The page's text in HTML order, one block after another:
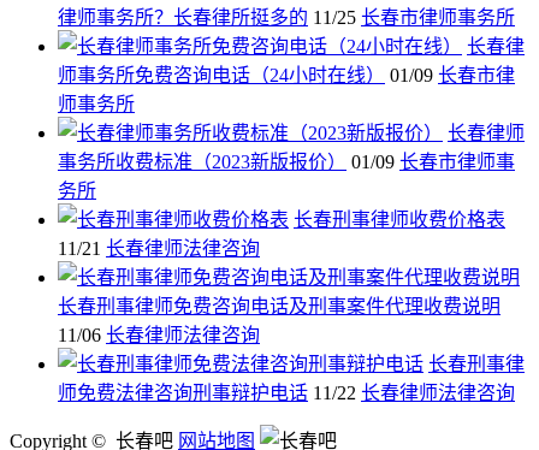
律师事务所？长春律所挺多的 11/25 长春市律师事务所
长春律
师事务所免费咨询电话（24小时在线）
01/09 长春市律
师事务所
长春律师
事务所收费标准（2023新版报价）
01/09 长春市律师事
务所
长春刑事律师收费价格表
11/21 长春律师法律咨询
长春刑事律师免费咨询电话及刑事案件代理收费说明
11/06 长春律师法律咨询
长春刑事律
师免费法律咨询刑事辩护电话 11/22 长春律师法律咨询
Copyright © 长春吧 网站地图